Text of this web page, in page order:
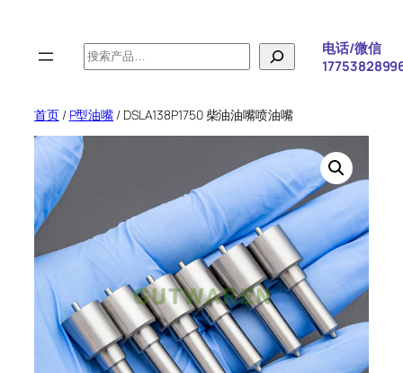
搜
索
电话/微信
首页/ P型油嘴 / DSLA138P1750 柴油油嘴喷油嘴